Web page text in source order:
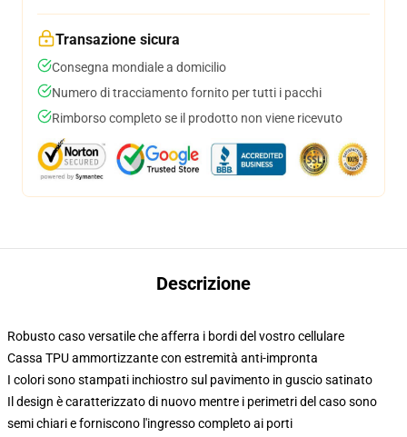
Transazione sicura
Consegna mondiale a domicilio
Numero di tracciamento fornito per tutti i pacchi
Rimborso completo se il prodotto non viene ricevuto
Descrizione
Robusto caso versatile che afferra i bordi del vostro cellulare
Cassa TPU ammortizzante con estremità anti-impronta
I colori sono stampati inchiostro sul pavimento in guscio satinato
Il design è caratterizzato di nuovo mentre i perimetri del caso sono
semi chiari e forniscono l'ingresso completo ai porti